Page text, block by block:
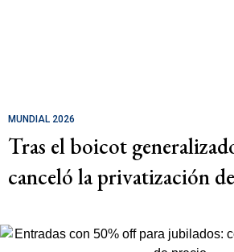
MUNDIAL 2026
Tras el boicot
canceló la privatización